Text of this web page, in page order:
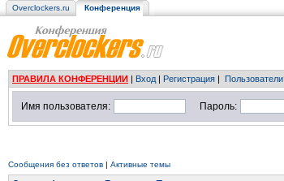
Overclockers.ru Конференция
ПРАВИЛА КОНФЕРЕНЦИИ | Вход | Регистрация | Пользователи
Имя пользователя: Пароль:
Сообщения без ответов | Активные темы